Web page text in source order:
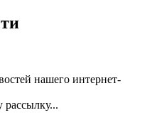
нашего интернет-